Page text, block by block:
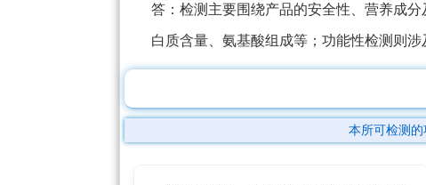
答：检测主要围绕产品的安全性、营养成
白质含量、氨基酸组成等；功能性检测则
本所可检测的